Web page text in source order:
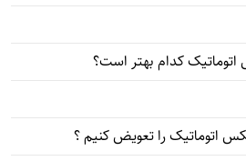
کدام بهتر است؟
اتوماتیک را تعویض کنیم ؟